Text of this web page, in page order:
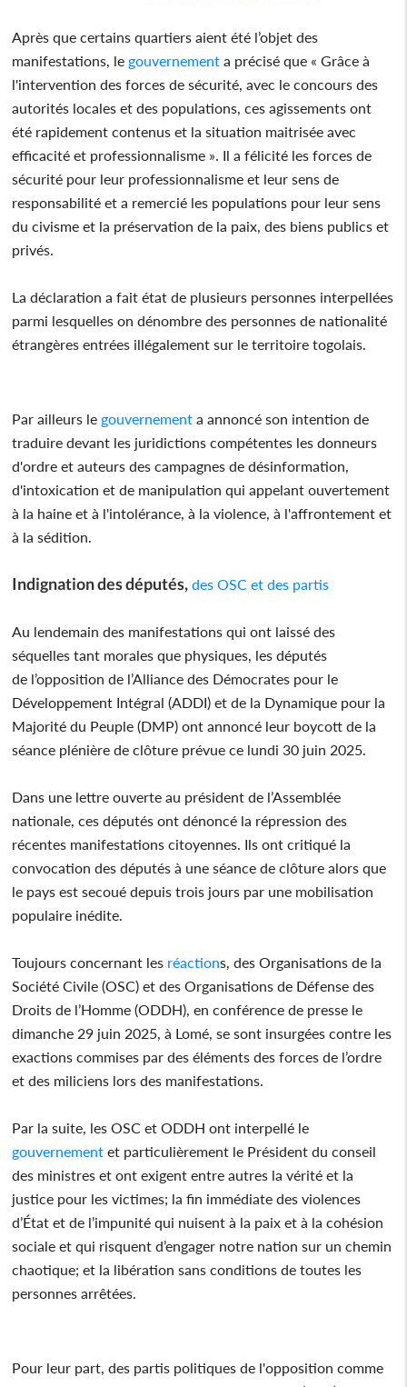
Après que certains quartiers aient été l’objet des
manifestations, le gouvernement a précisé que « Grâce à
l'intervention des forces de sécurité, avec le concours des
autorités locales et des populations, ces agissements ont
été rapidement contenus et la situation maitrisée avec
efficacité et professionnalisme ». Il a félicité les forces de
sécurité pour leur professionnalisme et leur sens de
responsabilité et a remercié les populations pour leur sens
du civisme et la préservation de la paix, des biens publics et
privés.
La déclaration a fait état de plusieurs personnes interpellées
parmi lesquelles on dénombre des personnes de nationalité
étrangères entrées illégalement sur le territoire togolais.
Par ailleurs le gouvernement a annoncé son intention de
traduire devant les juridictions compétentes les donneurs
d'ordre et auteurs des campagnes de désinformation,
d'intoxication et de manipulation qui appelant ouvertement
à la haine et à l'intolérance, à la violence, à l'affrontement et
à la sédition.
Indignation des députés, des OSC et des partis
Au lendemain des manifestations qui ont laissé des
séquelles tant morales que physiques, les députés
de l’opposition de l’Alliance des Démocrates pour le
Développement Intégral (ADDI) et de la Dynamique pour la
Majorité du Peuple (DMP) ont annoncé leur boycott de la
séance plénière de clôture prévue ce lundi 30 juin 2025.
Dans une lettre ouverte au président de l’Assemblée
nationale, ces députés ont dénoncé la répression des
récentes manifestations citoyennes. Ils ont critiqué la
convocation des députés à une séance de clôture alors que
le pays est secoué depuis trois jours par une mobilisation
populaire inédite.
Toujours concernant les réactions, des Organisations de la
Société Civile (OSC) et des Organisations de Défense des
Droits de l’Homme (ODDH), en conférence de presse le
dimanche 29 juin 2025, à Lomé, se sont insurgées contre les
exactions commises par des éléments des forces de l’ordre
et des miliciens lors des manifestations.
Par la suite, les OSC et ODDH ont interpellé le
gouvernement et particulièrement le Président du conseil
des ministres et ont exigent entre autres la vérité et la
justice pour les victimes; la fin immédiate des violences
d’État et de l’impunité qui nuisent à la paix et à la cohésion
sociale et qui risquent d’engager notre nation sur un chemin
chaotique; et la libération sans conditions de toutes les
personnes arrêtées.
Pour leur part, des partis politiques de l'opposition comme